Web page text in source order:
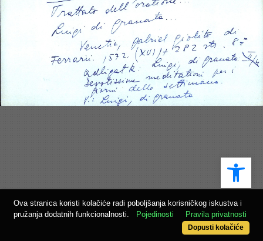
Ova stranica koristi kolačiće radi poboljšanja korisničkog iskustva i
pružanja dodatnih funkcionalnosti.
Pojedinosti Pravila privatnosti
Dopusti kolačiće